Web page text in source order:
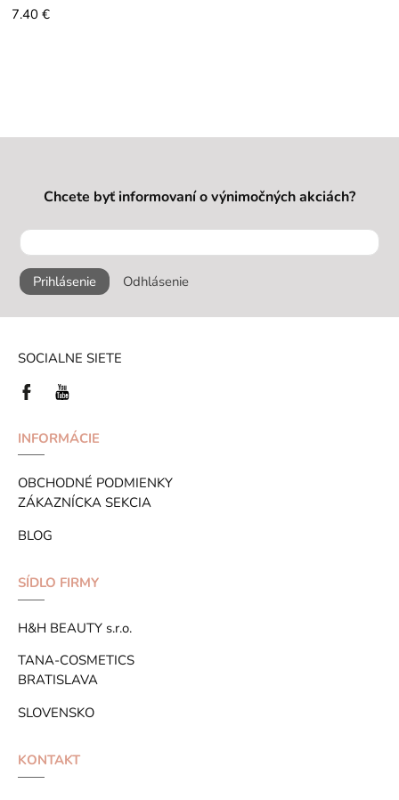
7.40 €
Chcete byť informovaní o výnimočných akciách?
Prihlásenie Odhlásenie
SOCIALNE SIETE
INFORMÁCIE
OBCHODNÉ PODMIENKY
ZÁKAZNÍCKA SEKCIA
BLOG
SÍDLO FIRMY
H&H BEAUTY s.r.o.
TANA-COSMETICS
BRATISLAVA
SLOVENSKO
KONTAKT